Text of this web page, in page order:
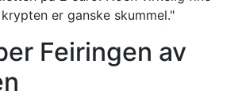
er ganske skummel."
Feiringen av